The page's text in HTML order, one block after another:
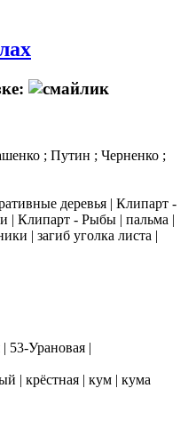
; Путин ; Черненко ;
деревья | Клипарт -
| Клипарт - Рыбы | пальма |
| загиб уголка листа |
53-Урановая |
| крёстная | кум | кума